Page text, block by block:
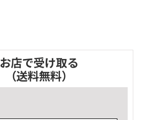
お店で受け取る
（送料無料）